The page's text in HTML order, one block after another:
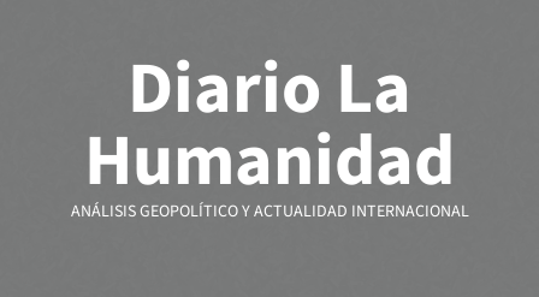
Diario La
Humanidad
ANÁLISIS GEOPOLÍTICO Y ACTUALIDAD INTERNACIONAL